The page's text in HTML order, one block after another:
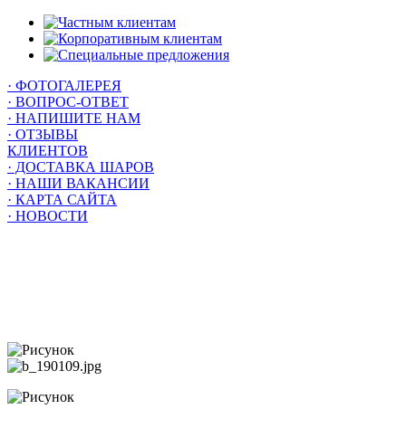
· ФОТОГАЛЕРЕЯ
· ВОПРОС-ОТВЕТ
· НАПИШИТЕ НАМ
· ОТЗЫВЫ
КЛИЕНТОВ
· ДОСТАВКА ШАРОВ
· НАШИ ВАКАНСИИ
· КАРТА САЙТА
· НОВОСТИ